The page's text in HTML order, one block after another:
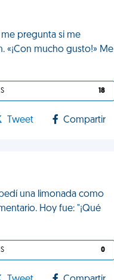
pregunta si me
«¡Con mucho gusto!» Me
18
Tweet Compartir
una limonada como
Hoy fue: "¡Qué
0